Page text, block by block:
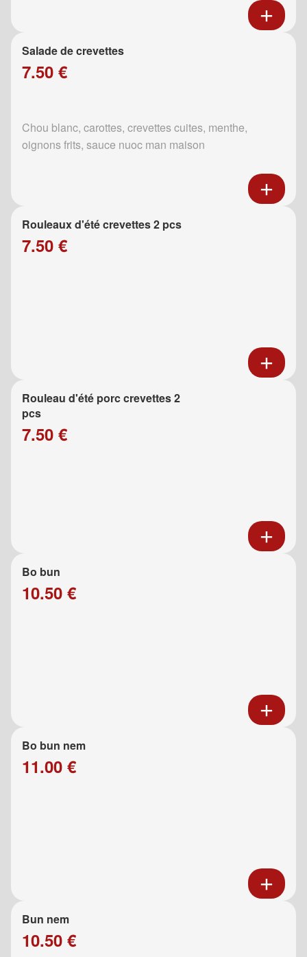
Salade de crevettes
7.50 €
Chou blanc, carottes, crevettes cuites, menthe,
oignons frits, sauce nuoc man maison
Rouleaux d'été crevettes 2 pcs
7.50 €
Rouleau d'été porc crevettes 2
pcs
7.50 €
Bo bun
10.50 €
Bo bun nem
11.00 €
Bun nem
10.50 €